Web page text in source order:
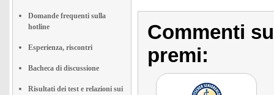
Domande frequenti sulla
hotline
Esperienza, riscontri
Bacheca di discussione
Risultati dei test e relazioni sui
Commenti
premi: